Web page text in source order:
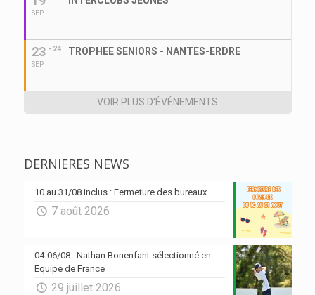
SEP
23
SEP
- 24 TROPHEE SENIORS - NANTES-ERDRE
VOIR PLUS D'ÉVÉNEMENTS
DERNIERES NEWS
10 au 31/08 inclus : Fermeture des bureaux
7 août 2026
04-06/08 : Nathan Bonenfant sélectionné en
Equipe de France
29 juillet 2026